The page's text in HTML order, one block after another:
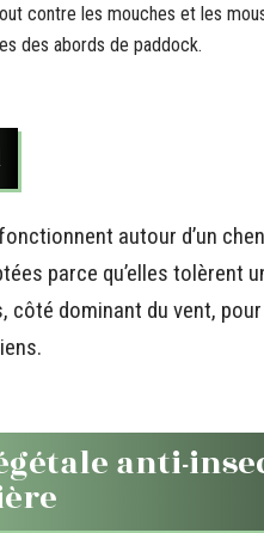
contre les mouches et les
des abords de paddock.
autour d’un
parce qu’elles tolèrent
côté dominant du vent,
anti-